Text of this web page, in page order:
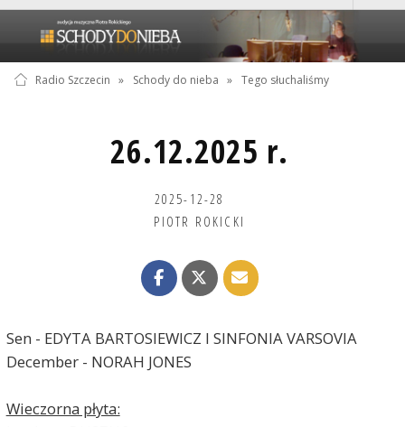
Radio Szczecin » Schody do nieba » Tego słuchaliśmy
26.12.2025 r.
2025-12-28
PIOTR ROKICKI
Sen - EDYTA BARTOSIEWICZ I SINFONIA VARSOVIA
December - NORAH JONES
Wieczorna płyta: